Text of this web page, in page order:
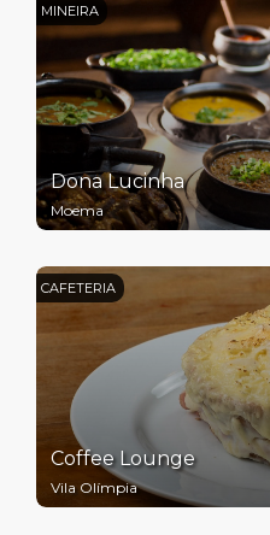
MINEIRA
Dona Lucinha
Moema
CAFETERIA
Coffee Lounge
Vila Olímpia